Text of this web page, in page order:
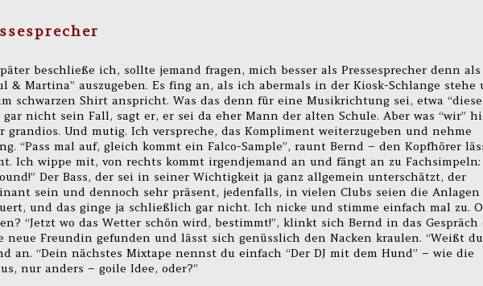
beschließe ich, sollte jemand fragen, mich besser als Pressesprecher denn als
& Martina” auszugeben. Es fing an, als ich abermals in der Kiosk-Schlange stehe
schwarzen Shirt anspricht. Was das denn für eine Musikrichtung sei, etwa
nicht sein Fall, sagt er, er sei da eher Mann der alten Schule. Aber was “wir”
grandios. Und mutig. Ich verspreche, das Kompliment weiterzugeben und nehme
“Pass mal auf, gleich kommt ein Falco-Sample”, raunt Bernd – den Kopfhörer
Ich wippe mit, von rechts kommt irgendjemand an und fängt an zu Fachsimpeln:
Der Bass, der sei in seiner Wichtigkeit ja ganz allgemein unterschätzt, der
sein und dennoch sehr präsent, jedenfalls, in vielen Clubs seien die Anlagen
und das ginge ja schließlich gar nicht. Ich nicke und stimme einfach mal zu.
“Jetzt wo das Wetter schön wird, bestimmt!”, klinkt sich Bernd in das Gespräch
neue Freundin gefunden und lässt sich genüsslich den Nacken kraulen. “Weißt du
an. “Dein nächstes Mixtape nennst du einfach “Der DJ mit dem Hund” – wie die
nur anders – goile Idee, oder?”